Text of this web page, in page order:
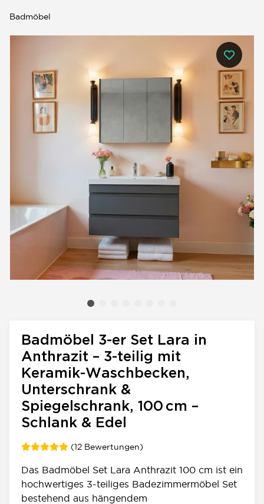
Badmöbel
Badmöbel 3-er Set Lara in
Anthrazit – 3-teilig mit
Keramik-Waschbecken,
Unterschrank &
Spiegelschrank, 100 cm –
Schlank & Edel
(12 Bewertungen)
Das Badmöbel Set Lara Anthrazit 100 cm ist ein
hochwertiges 3-teiliges Badezimmermöbel Set
bestehend aus hängendem